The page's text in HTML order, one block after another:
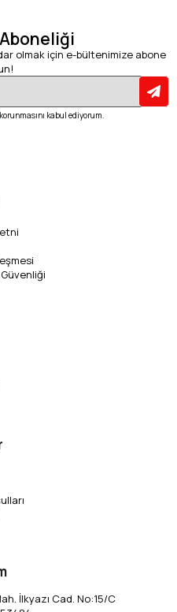
olmak için e-bültenimize abone
korunmasını kabul ediyorum.
İlkyazı Cad. No:15/C